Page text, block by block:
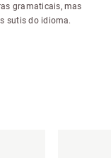
gramaticais, mas
sutis do idioma.